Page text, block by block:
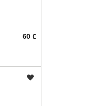
60 €